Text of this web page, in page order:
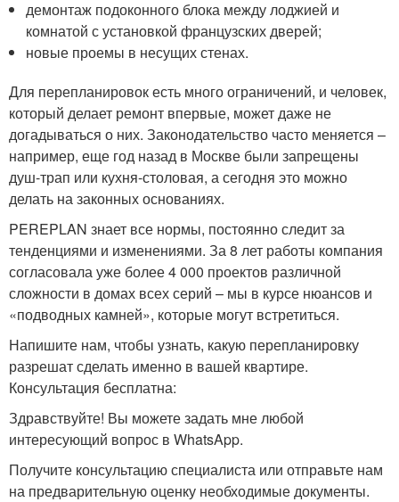
демонтаж подоконного блока между лоджией и
комнатой с установкой французских дверей;
новые проемы в несущих стенах.
Для перепланировок есть много ограничений, и человек,
который делает ремонт впервые, может даже не
догадываться о них. Законодательство часто меняется –
например, еще год назад в Москве были запрещены
душ-трап или кухня-столовая, а сегодня это можно
делать на законных основаниях.
PEREPLAN знает все нормы, постоянно следит за
тенденциями и изменениями. За 8 лет работы компания
согласовала уже более 4 000 проектов различной
сложности в домах всех серий – мы в курсе нюансов и
«подводных камней», которые могут встретиться.
Напишите нам, чтобы узнать, какую перепланировку
разрешат сделать именно в вашей квартире.
Консультация бесплатна:
Здравствуйте! Вы можете задать мне любой
интересующий вопрос в WhatsApp.
Получите консультацию специалиста или отправьте нам
на предварительную оценку необходимые документы.